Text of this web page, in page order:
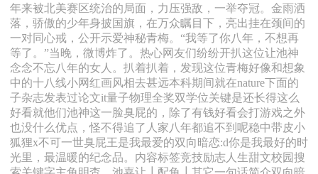
年来被北美赛区统治的局面，力压强敌，一举夺冠。金雨洒
落，骄傲的少年身披国旗，在万众瞩目下，亮出挂在颈间的
一对同心戒，公开示爱神秘青梅。“我等了你八年，不想再
等了。”当晚，微博炸了。热心网友们纷纷开扒这位让池神
念念不忘八年的女人。扒着扒着，发现这位青梅好像和想象
中的十八线小网红画风相去甚远本科期间就在nature下面的
子杂志发表过论文it量子物理全奖双学位关键是还长得这么
好看就他们池神这一脸臭屁的，除了有钱好看会打游戏之外
也没什么优点，怪不得追了人家八年都追不到呢稳中带皮小
狐狸x不可一世臭屁王是我最爱的双向暗恋:d你是我最好的时
光里，最温暖的纪念品。内容标签竞技励志人生甜文校园搜